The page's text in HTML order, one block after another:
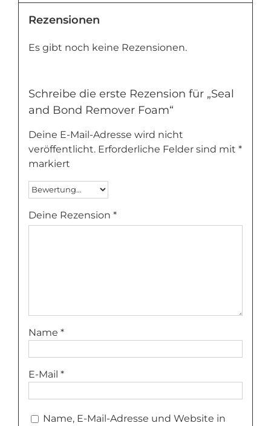
Rezensionen
Es gibt noch keine Rezensionen.
Schreibe die erste Rezension für „Seal
and Bond Remover Foam“
Deine E-Mail-Adresse wird nicht
veröffentlicht. Erforderliche Felder sind mit *
markiert
Deine Rezension *
Name *
E-Mail *
Name, E-Mail-Adresse und Website in